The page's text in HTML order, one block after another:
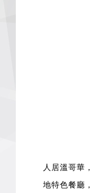
人居溫哥華
地特色餐廳，